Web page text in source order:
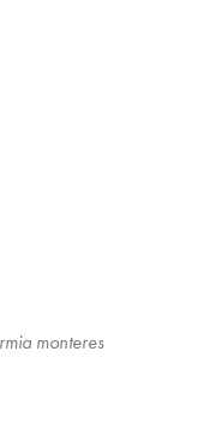
monteres